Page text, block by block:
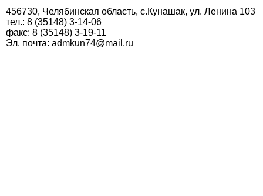
456730, Челябинская область, с.Кунашак, ул. Ленина 103
тел.: 8 (35148) 3-14-06
факс: 8 (35148) 3-19-11
Эл. почта: admkun74@mail.ru